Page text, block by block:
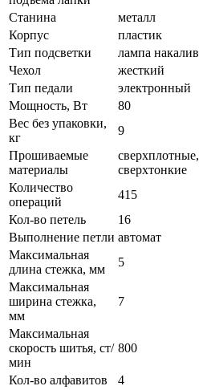
Станина
металл
Корпус
пластик
Тип подсветки
лампа
Чехол
жесткий
Тип педали
электронный
Мощность, Вт
80
Вес без упаковки,
кг
9
Прошиваемые
материалы
сверхтонкие
Количество
операций
415
Кол-во петель
16
Выполнение петли автомат
Максимальная
длина стежка, мм
5
Максимальная
ширина стежка,
мм
7
Максимальная
скорость шитья, ст/
мин
800
Кол-во алфавитов
4